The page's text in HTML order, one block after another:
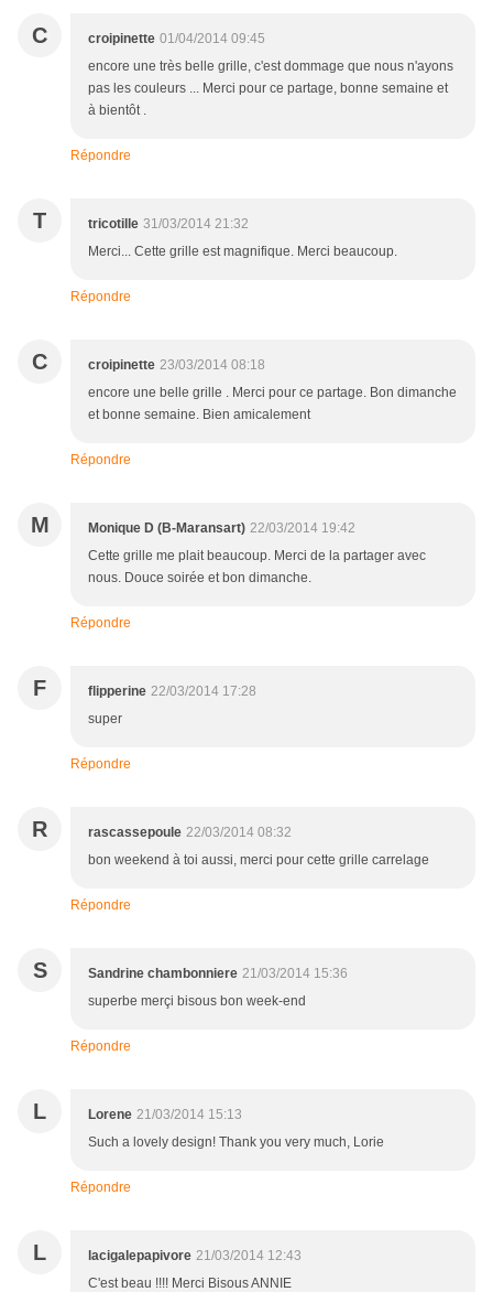
C croipinette 01/04/2014 09:45
encore une très belle grille, c'est dommage que nous n'ayons
pas les couleurs ... Merci pour ce partage, bonne semaine et
à bientôt .
Répondre
T tricotille 31/03/2014 21:32
Merci... Cette grille est magnifique. Merci beaucoup.
Répondre
C croipinette 23/03/2014 08:18
encore une belle grille . Merci pour ce partage. Bon dimanche
et bonne semaine. Bien amicalement
Répondre
M Monique D (B-Maransart) 22/03/2014 19:42
Cette grille me plait beaucoup. Merci de la partager avec
nous. Douce soirée et bon dimanche.
Répondre
F flipperine 22/03/2014 17:28
super
Répondre
R rascassepoule 22/03/2014 08:32
bon weekend à toi aussi, merci pour cette grille carrelage
Répondre
S Sandrine chambonniere 21/03/2014 15:36
superbe merçi bisous bon week-end
Répondre
L Lorene 21/03/2014 15:13
Such a lovely design! Thank you very much, Lorie
Répondre
L lacigalepapivore 21/03/2014 12:43
C'est beau !!!! Merci Bisous ANNIE